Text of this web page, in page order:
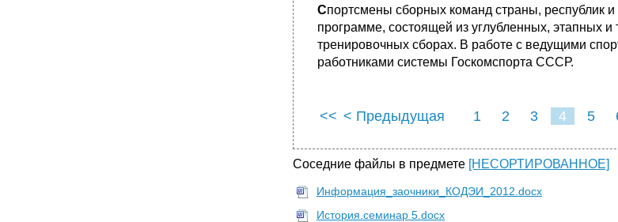
Спортсмены сборных команд страны, республик
программе, состоящей из углубленных, этапных
тренировочных сборах. В работе с ведущими
работниками системы Госкомспорта СССР.
<< < Предыдущая 1 2 3 4 5
Соседние файлы в предмете [НЕСОРТИРОВАННОЕ]
Информация_заочники_КОДЭИ_2012.docx
История.семинар 5.docx